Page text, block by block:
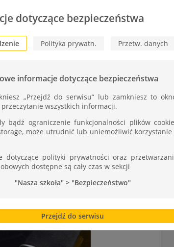
dotyczące bezpieczeństwa
Polityka prywatn. Przetw. danych
informacje dotyczące bezpieczeństwa
„Przejdź do serwisu” lub zamkniesz to
wszystkich informacji.
bądź ograniczenie funkcjonalności plików
może utrudnić lub uniemożliwić korzystanie
dotyczące polityki prywatności oraz
dostępne są cały czas w sekcji
"Nasza szkoła" > "Bezpieczeństwo"
Przejdź do serwisu